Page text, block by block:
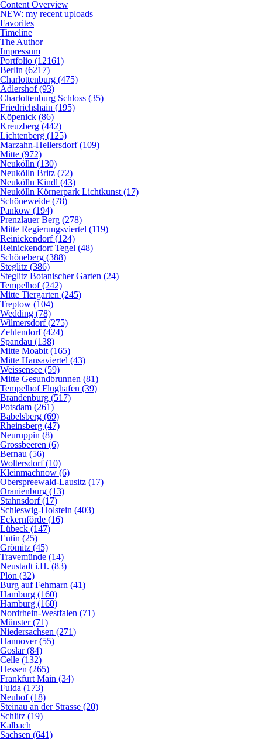
Content Overview
NEW: my recent uploads
Favorites
Timeline
The Author
Impressum
Portfolio (12161)
Berlin (6217)
Charlottenburg (475)
Adlershof (93)
Charlottenburg Schloss (35)
Friedrichshain (195)
Köpenick (86)
Kreuzberg (442)
Lichtenberg (125)
Marzahn-Hellersdorf (109)
Mitte (972)
Neukölln (130)
Neukölln Britz (72)
Neukölln Kindl (43)
Neukölln Körnerpark Lichtkunst (17)
Schöneweide (78)
Pankow (194)
Prenzlauer Berg (278)
Mitte Regierungsviertel (119)
Reinickendorf (124)
Reinickendorf Tegel (48)
Schöneberg (388)
Steglitz (386)
Steglitz Botanischer Garten (24)
Tempelhof (242)
Mitte Tiergarten (245)
Treptow (104)
Wedding (78)
Wilmersdorf (275)
Zehlendorf (424)
Spandau (138)
Mitte Moabit (165)
Mitte Hansaviertel (43)
Weissensee (59)
Mitte Gesundbrunnen (81)
Tempelhof Flughafen (39)
Brandenburg (517)
Potsdam (261)
Babelsberg (69)
Rheinsberg (47)
Neuruppin (8)
Grossbeeren (6)
Bernau (56)
Woltersdorf (10)
Kleinmachnow (6)
Oberspreewald-Lausitz (17)
Oranienburg (13)
Stahnsdorf (17)
Schleswig-Holstein (403)
Eckernförde (16)
Lübeck (147)
Eutin (25)
Grömitz (45)
Travemünde (14)
Neustadt i.H. (83)
Plön (32)
Burg auf Fehmarn (41)
Hamburg (160)
Hamburg (160)
Nordrhein-Westfalen (71)
Münster (71)
Niedersachsen (271)
Hannover (55)
Goslar (84)
Celle (132)
Hessen (265)
Frankfurt Main (34)
Fulda (173)
Neuhof (18)
Steinau an der Strasse (20)
Schlitz (19)
Kalbach
Sachsen (641)